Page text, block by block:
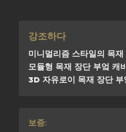
강조하다
미니멀리즘 스타일의 목
모듈형 목재 장단 부엌 캐
3D 자유로이 목재 장단 부
보증: